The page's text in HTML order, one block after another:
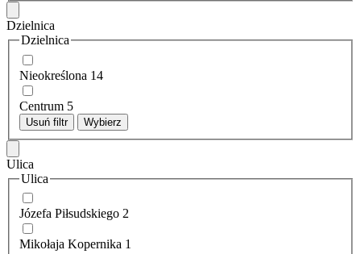
Dzielnica
Dzielnica
Nieokreślona 14
Centrum 5
Usuń filtr Wybierz
Ulica
Ulica
Józefa Piłsudskiego 2
Mikołaja Kopernika 1